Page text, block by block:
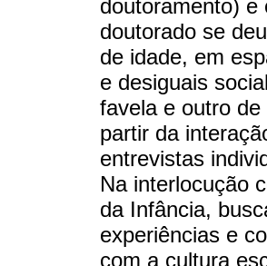
doutoramento) e
doutorado se
de idade, em
e desiguais
favela e outro
partir da
entrevistas
Na interlocução
da Infância,
experiências e
com a cultura